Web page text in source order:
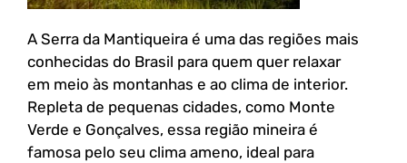
A Serra da Mantiqueira é uma das regiões mais
conhecidas do Brasil para quem quer relaxar
em meio às montanhas e ao clima de interior.
Repleta de pequenas cidades, como Monte
Verde e Gonçalves, essa região mineira é
famosa pelo seu clima ameno, ideal para